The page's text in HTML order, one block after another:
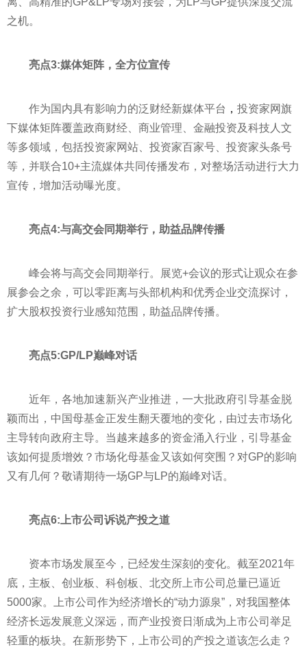
之机。
亮点3:媒体矩阵，全方位宣传
作为国内具有影响力的泛财经新媒体平台 ， 投资家网旗
下媒体矩阵覆盖政商财经、商业管理、 金融投资及科技人文
等多领域，包括投资家网站、 投资家百家号、 投资家头条号
等，并联合10+主流媒体共同传播发布，对整场活动进行大力
宣传，增加活动曝光度。
亮点4:与高交会同期举行，助益品牌传播
峰会将与高交会同期举行。展览+会议的形式让观众在参
展参会之余，可以零距离与头部机构和优秀企业交流探讨，
扩大股权投资行业感知范围，助益品牌传播。
亮点5:GP/LP巅峰对话
近年，各地加速新兴产业推进，一大批政府引导基金脱
颖而出，中国母基金正发生翻天覆地的变化，由过去市场化
主导转向政府主导。当越来越多的资金涌入行业，引导基金
该如何提质增效？市场化母基金又该如何突围？对GP的影响
又有几何？敬请期待一场GP与LP的巅峰对话。
亮点6:上市公司诉说产投之道
资本市场发展至今，已经发生深刻的变化。截至2021年
底，主板、创业板、科创板、北交所上市公司总量已逼近
5000家。上市公司作为经济增长的“动力源泉”，对我国整体
经济长远发展意义深远，而产业投资 日渐成为上市公司举足
轻重的板块。在新形势下，上市公司的产投之道该怎么走？